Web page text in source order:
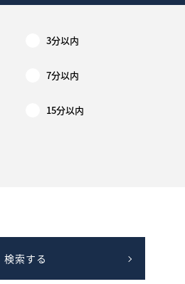
3分以内
7分以内
15分以内
検索する